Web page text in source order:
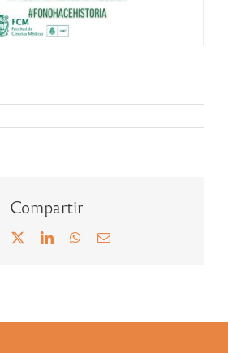
Compartir
Facebook LinkedInWhatsApp
Correo